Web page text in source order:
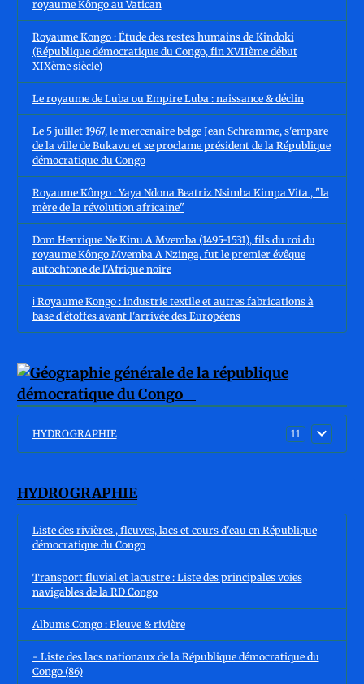
royaume Kôngo au Vatican
Royaume Kongo : Étude des restes humains de Kindoki
(République démocratique du Congo, fin XVIIème début
XIXème siècle)
Le royaume de Luba ou Empire Luba : naissance & déclin
Le 5 juillet 1967, le mercenaire belge Jean Schramme, s'empare
de la ville de Bukavu et se proclame président de la République
démocratique du Congo
Royaume Kôngo : Yaya Ndona Beatriz Nsimba Kimpa Vita , "la
mère de la révolution africaine"
Dom Henrique Ne Kinu A Mvemba (1495-1531), fils du roi du
royaume Kôngo Mvemba A Nzinga, fut le premier évêque
autochtone de l'Afrique noire
ℹ️ Royaume Kongo : industrie textile et autres fabrications à
base d'étoffes avant l'arrivée des Européens
HYDROGRAPHIE 11
HYDROGRAPHIE
Liste des rivières , fleuves, lacs et cours d'eau en République
démocratique du Congo
Transport fluvial et lacustre : Liste des principales voies
navigables de la RD Congo
Albums Congo : Fleuve & rivière
- Liste des lacs nationaux de la République démocratique du
Congo (86)